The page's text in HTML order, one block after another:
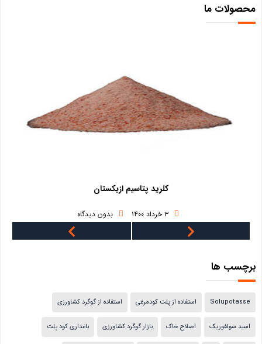
محصولات ما
برچسب ها
Solupotasse استفاده از پلت کودمرغی استفاده از گوگرد کشاورزی
اسید سولفوریک اصلاح خاک بازار گوگرد کشاورزی باغداری کود پلت